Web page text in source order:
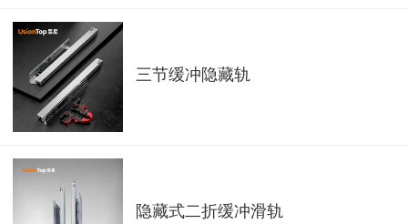
三节缓冲隐藏轨
隐藏式二折缓冲滑轨